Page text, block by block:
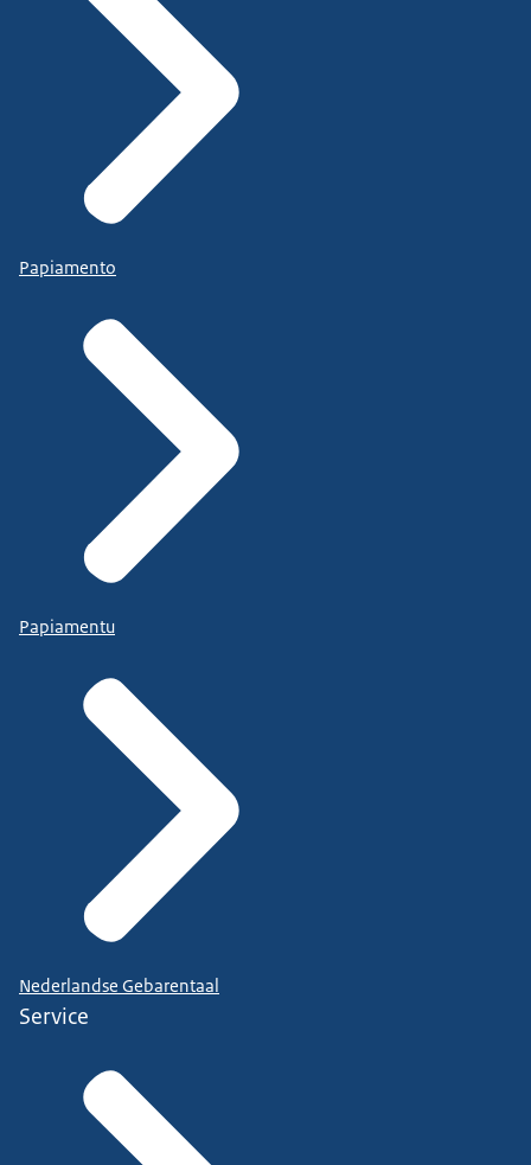
Papiamento
Papiamentu
Nederlandse Gebarentaal
Service